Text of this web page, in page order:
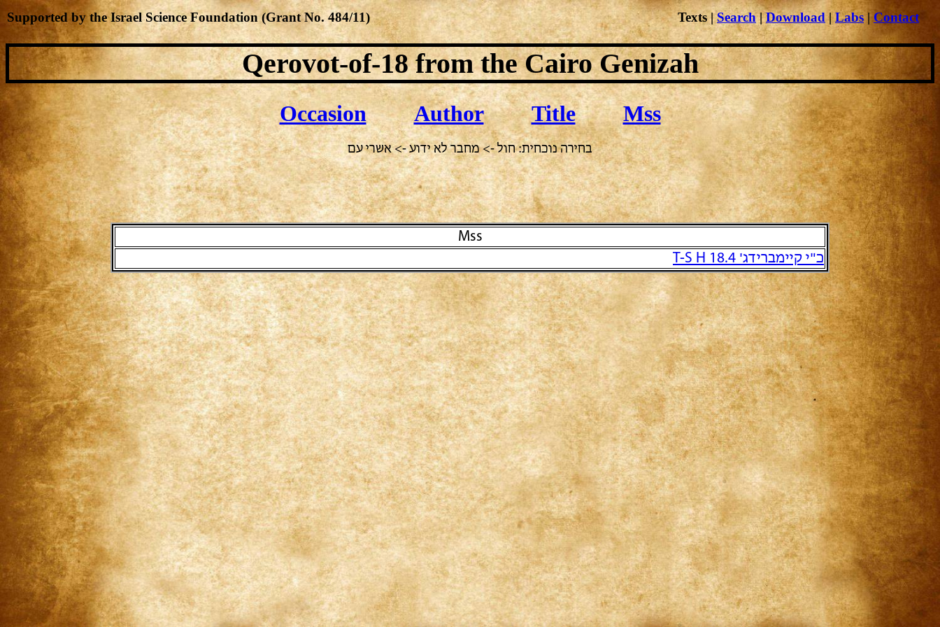
Qerovot-of-18from the Cairo Genizah
Occasion Author Title Mss
בחירה נוכחית: חול -> מחבר לא ידוע -> אשרי עם
Mss
כ"י קיימברידג' T-S H 18.4
Texts|Search|Download|Labs | Contact
Supported by the Israel Science Foundation (Grant No. 484/11)